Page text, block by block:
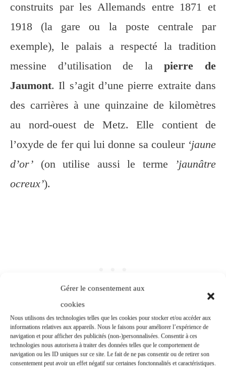
Gérer le consentement aux
cookies
Nous utilisons des technologies telles que les cookies pour stocker et/ou accéder aux
informations relatives aux appareils. Nous le faisons pour améliorer l’expérience de
navigation et pour afficher des publicités (non-)personnalisées. Consentir à ces
technologies nous autorisera à traiter des données telles que le comportement de
navigation ou les ID uniques sur ce site. Le fait de ne pas consentir ou de retirer son
consentement peut avoir un effet négatif sur certaines fonctonnalités et caractéristiques.
construits par les Allemands entre 1871 et
1918 (la gare ou la poste centrale par
exemple), le palais a respecté la tradition
messine d’utilisation de lapierre de
Jaumont. Il s’agit d’une pierre extraite dans
des carrières à une quinzaine de kilomètres
au nord-ouest de Metz. Elle contient de
l’oxyde de fer qui lui donne sa couleur ‘jaune
d’or’ (on utilise aussi le terme
’jaunâtre
ocreux’).
Le plan du bâtiment ressemble à un « V »